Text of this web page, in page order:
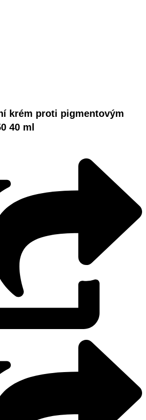
krém proti pigmentovým
40 ml